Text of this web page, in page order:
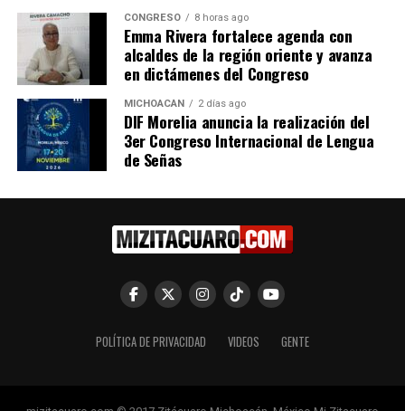
Nalleli Pedraza Propone
Persecución de Oficio en
Delitos de Hostigamiento y
Acoso Sexual en Michoacán
26 noviembre, 2025
Alfredo Ramírez Bedolla y Claudia Sheinbaum Pardo
encabezan encuentro para reconocer la labor de los
CONGRESO 8 horas ago
Emma Rivera fortalece agenda con
alcaldes de la región oriente y avanza
en dictámenes del Congreso
MICHOACÁN 2 días ago
DIF Morelia anuncia la realización del
3er Congreso Internacional de Lengua
de Señas
POLÍTICA DE PRIVACIDAD VIDEOS GENTE